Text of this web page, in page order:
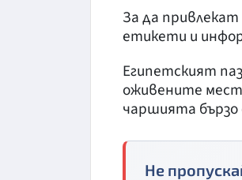
За да
етикети и
Египетският
оживените
чаршията бързо
Не